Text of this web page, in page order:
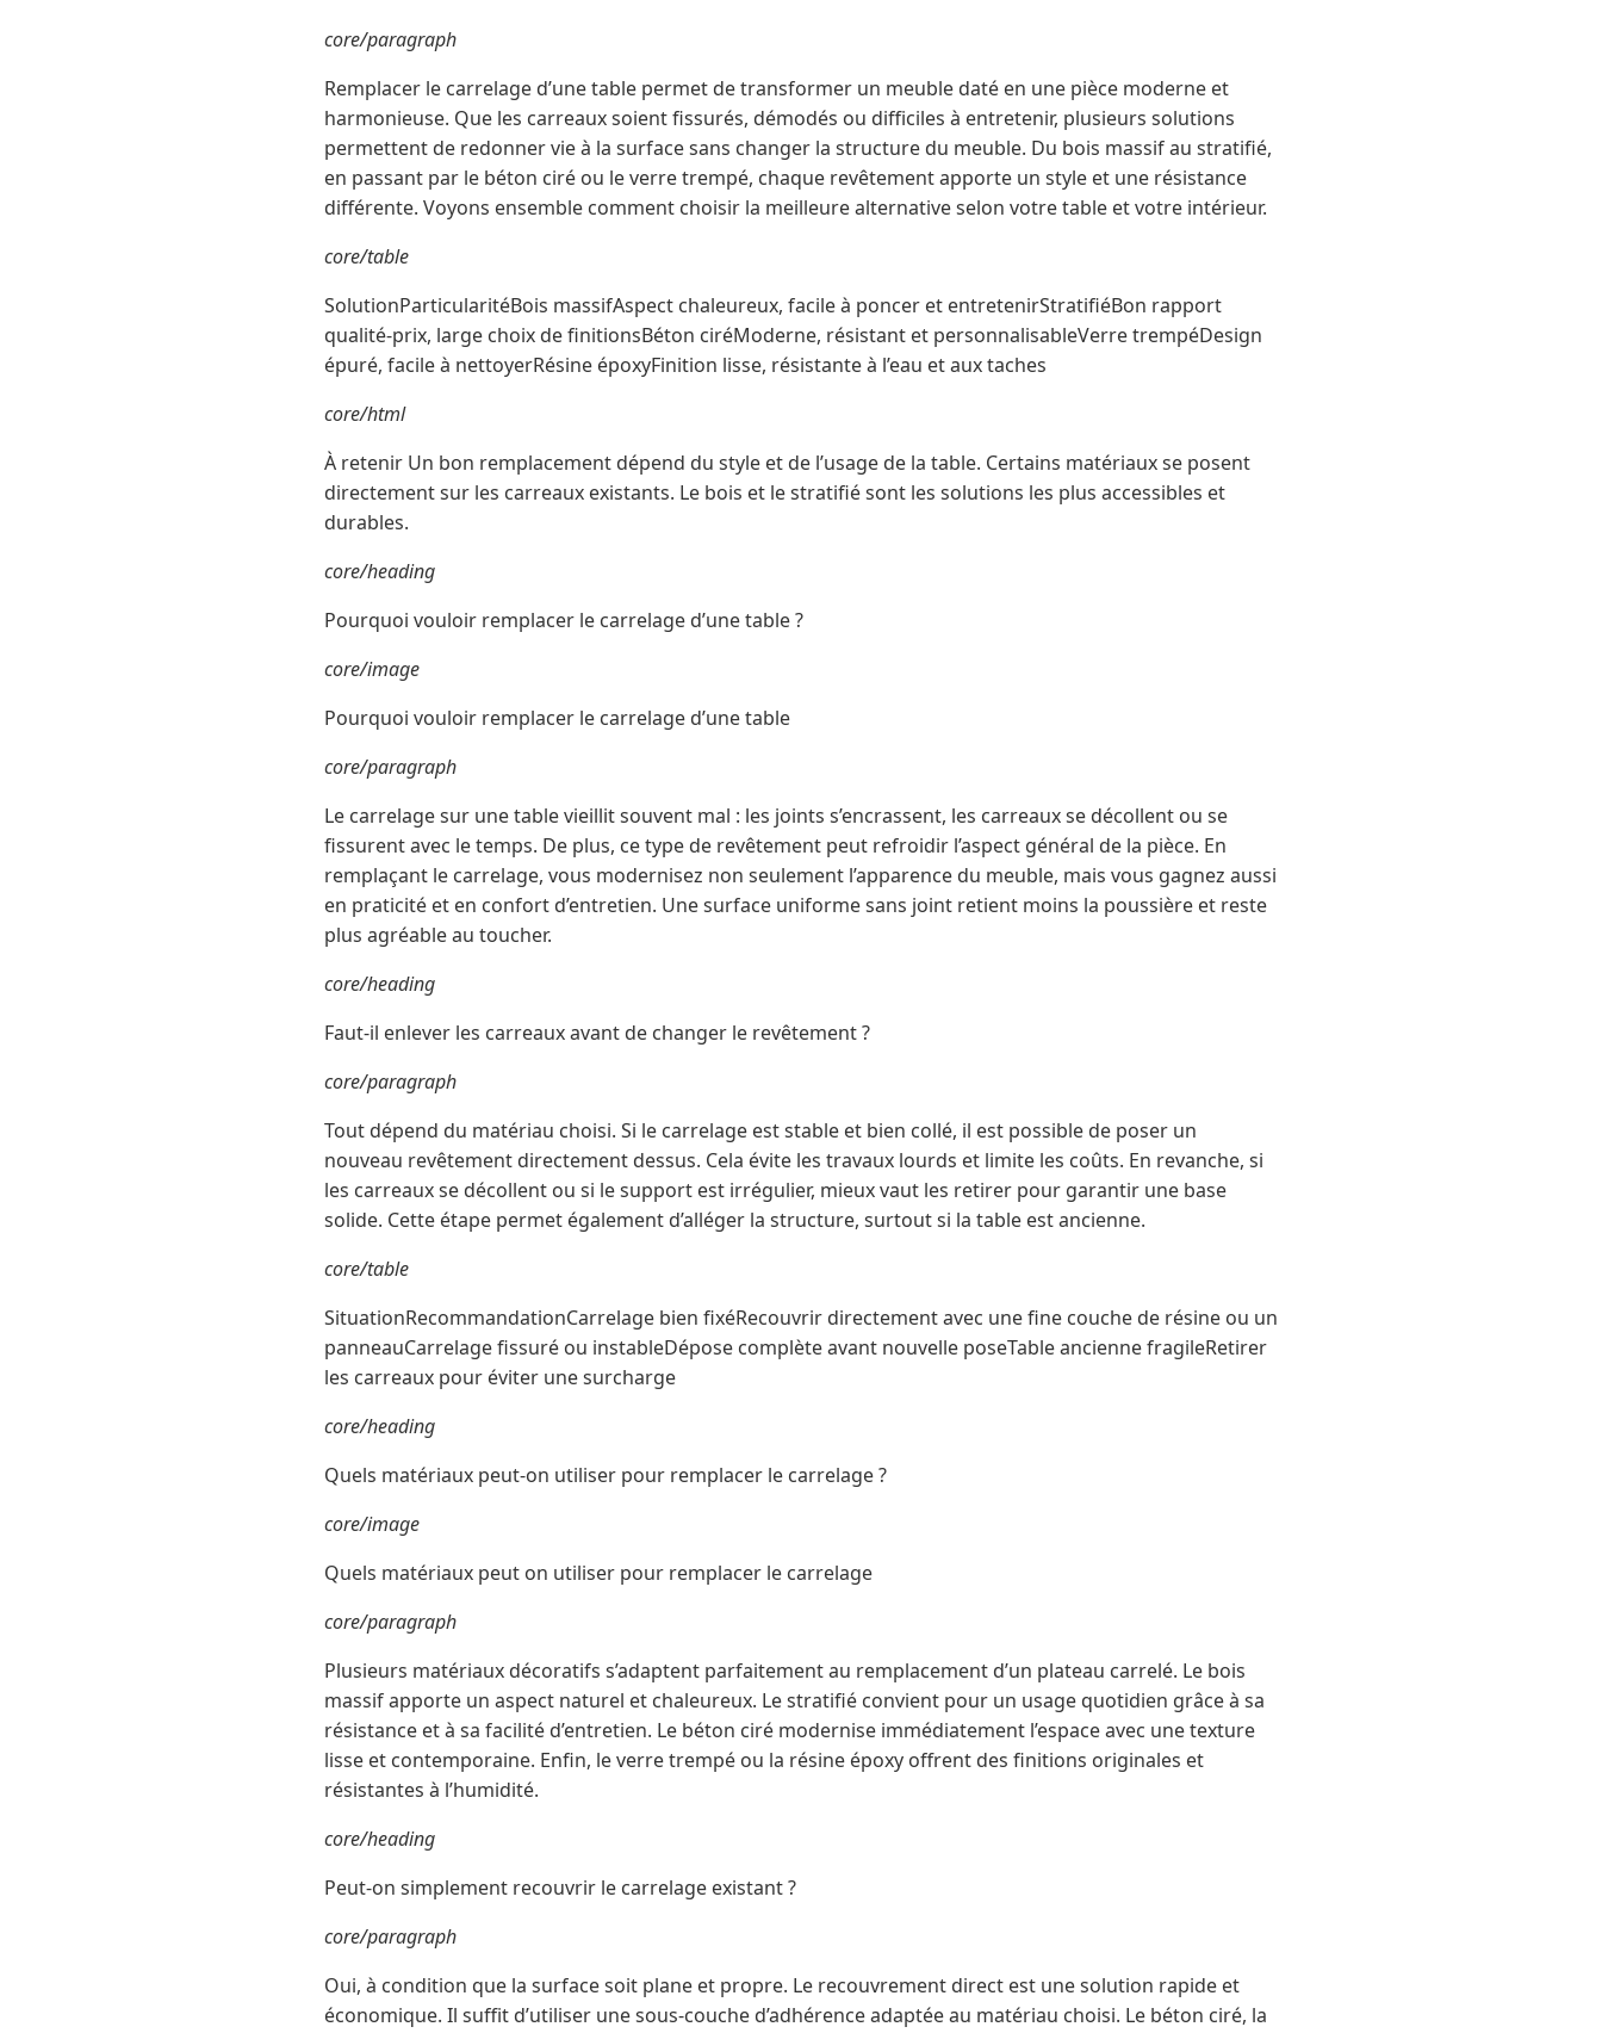
core/paragraph
Remplacer le carrelage d’une table permet de transformer un meuble daté en une pièce moderne et
harmonieuse. Que les carreaux soient fissurés, démodés ou difficiles à entretenir, plusieurs solutions
permettent de redonner vie à la surface sans changer la structure du meuble. Du bois massif au stratifié,
en passant par le béton ciré ou le verre trempé, chaque revêtement apporte un style et une résistance
différente. Voyons ensemble comment choisir la meilleure alternative selon votre table et votre intérieur.
core/table
SolutionParticularitéBois massifAspect chaleureux, facile à poncer et entretenirStratifiéBon rapport
qualité-prix, large choix de finitionsBéton ciréModerne, résistant et personnalisableVerre trempéDesign
épuré, facile à nettoyerRésine époxyFinition lisse, résistante à l’eau et aux taches
core/html
À retenir Un bon remplacement dépend du style et de l’usage de la table. Certains matériaux se posent
directement sur les carreaux existants. Le bois et le stratifié sont les solutions les plus accessibles et
durables.
core/heading
Pourquoi vouloir remplacer le carrelage d’une table ?
core/image
Pourquoi vouloir remplacer le carrelage d’une table
core/paragraph
Le carrelage sur une table vieillit souvent mal : les joints s’encrassent, les carreaux se décollent ou se
fissurent avec le temps. De plus, ce type de revêtement peut refroidir l’aspect général de la pièce. En
remplaçant le carrelage, vous modernisez non seulement l’apparence du meuble, mais vous gagnez aussi
en praticité et en confort d’entretien. Une surface uniforme sans joint retient moins la poussière et reste
plus agréable au toucher.
core/heading
Faut-il enlever les carreaux avant de changer le revêtement ?
core/paragraph
Tout dépend du matériau choisi. Si le carrelage est stable et bien collé, il est possible de poser un
nouveau revêtement directement dessus. Cela évite les travaux lourds et limite les coûts. En revanche, si
les carreaux se décollent ou si le support est irrégulier, mieux vaut les retirer pour garantir une base
solide. Cette étape permet également d’alléger la structure, surtout si la table est ancienne.
core/table
SituationRecommandationCarrelage bien fixéRecouvrir directement avec une fine couche de résine ou un
panneauCarrelage fissuré ou instableDépose complète avant nouvelle poseTable ancienne fragileRetirer
les carreaux pour éviter une surcharge
core/heading
Quels matériaux peut-on utiliser pour remplacer le carrelage ?
core/image
Quels matériaux peut on utiliser pour remplacer le carrelage
core/paragraph
Plusieurs matériaux décoratifs s’adaptent parfaitement au remplacement d’un plateau carrelé. Le bois
massif apporte un aspect naturel et chaleureux. Le stratifié convient pour un usage quotidien grâce à sa
résistance et à sa facilité d’entretien. Le béton ciré modernise immédiatement l’espace avec une texture
lisse et contemporaine. Enfin, le verre trempé ou la résine époxy offrent des finitions originales et
résistantes à l’humidité.
core/heading
Peut-on simplement recouvrir le carrelage existant ?
core/paragraph
Oui, à condition que la surface soit plane et propre. Le recouvrement direct est une solution rapide et
économique. Il suffit d’utiliser une sous-couche d’adhérence adaptée au matériau choisi. Le béton ciré, la